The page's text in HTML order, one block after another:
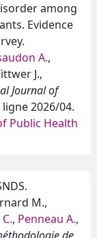
among
Evidence
A.,
J.,
Journal of
ligne 2026/04.
Public Health
M.,
, Penneau A.,